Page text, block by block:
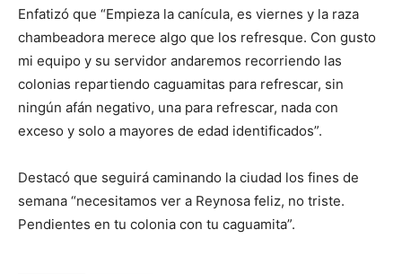
Enfatizó que “Empieza la canícula, es viernes y la raza
chambeadora merece algo que los refresque. Con gusto
mi equipo y su servidor andaremos recorriendo las
colonias repartiendo caguamitas para refrescar, sin
ningún afán negativo, una para refrescar, nada con
exceso y solo a mayores de edad identificados”.
Destacó que seguirá caminando la ciudad los fines de
semana “necesitamos ver a Reynosa feliz, no triste.
Pendientes en tu colonia con tu caguamita”.